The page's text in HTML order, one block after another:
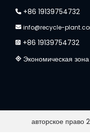
+86 19139754732
info@recycle-
+86 19139754732
Экономическая
авторское